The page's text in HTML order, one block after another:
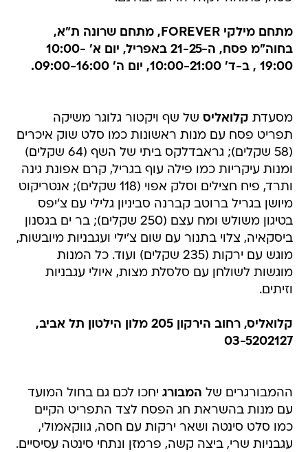
מתחם מילקי FOREVER, מתחם שרונה ת"א,
בחוה"מ פסח, ה-21-25 באפריל, יום א' 10:00-
19:00 , ב-ד' 10:00-21:00, יום ה' 09:00-16:00.
מסעדת קלואליס של שף ויקטור גלוגר משיקה
תפריט פסח עם מנות ראשונות כמו סלט שוק איכרים
(58 שקלים); גראבדלקס ביתי של השף (64 שקלים)
ומנות עיקריות כמו פילה עוף בגריל, קרם אפונת גינה
ותרד, פיח חצילים וסלק אפוי (118 שקלים); אנטריקוט
מיושן בגריל ברוטב קברנה סביניון גלילי עם צ'יפס
בטיגון משולש ומח עצם (250 שקלים); בר ים בגסנון
ביסקאיה, צלוי בתנור עם שום צ'ילי ועגבניות מיובשות,
מוגש עם ירקות (235 שקלים) ועוד. כל המנות
מוגשות לשולחן עם סלסלת מצות, איולי עגבניות
וזיתים.
קלואליס, רחוב הירקון 205 מלון הילטון תל אביב,
03-5202127
ההמבורגרים של המבורג יחכו לכם גם בחול המועד
עם מנות בהשראת חג הפסח לצד התפריט הקיים
כמו סלט סינטה ושאר ירקות עם חסה, גווקאמולי,
עגבניות שרי, ביצה קשה, פרמזן ונתחי סינטה עסיסיים.